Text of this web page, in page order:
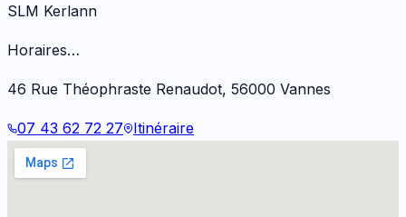
SLM Kerlann
Horaires…
46 Rue Théophraste Renaudot, 56000 Vannes
07 43 62 72 27 Itinéraire